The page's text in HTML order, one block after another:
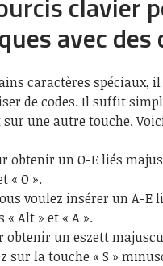
avec
caractères spéciaux,
de codes. Il suffit
une autre touche.
obtenir un O-E liés
« O ».
voulez insérer un A-
« Alt » et « A ».
obtenir un eszett
sur la touche « S »